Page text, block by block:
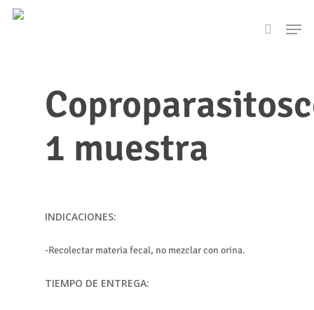
Skip
search
1 muestra
INDICACIONES:
-Recolectar materia fecal, no mezclar con orina.
TIEMPO DE ENTREGA: